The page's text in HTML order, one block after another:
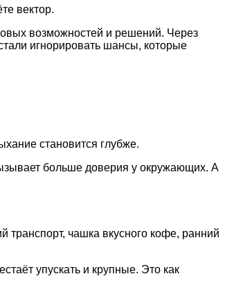
вектор.
возможностей и решений. Через
игнорировать шансы, которые
становится глубже.
больше доверия у окружающих. А
транспорт, чашка вкусного кофе, ранний
упускать и крупные. Это как